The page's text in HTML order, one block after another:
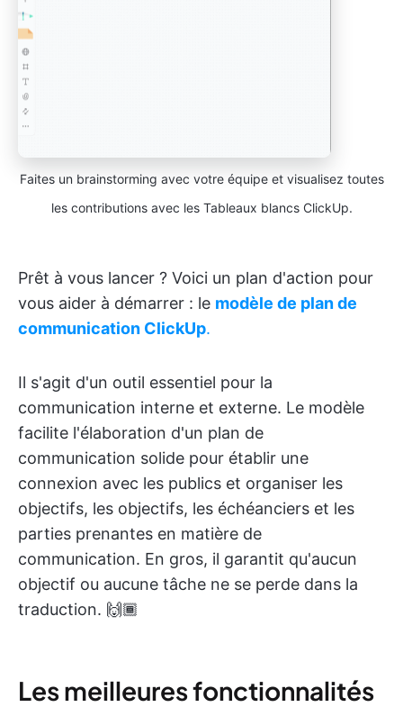
Faites un brainstorming avec votre équipe et visualisez toutes
les contributions avec les Tableaux blancs ClickUp.
Prêt à vous lancer ? Voici un plan d'action pour
vous aider à démarrer : le modèle de plan de
communication ClickUp.
Il s'agit d'un outil essentiel pour la
communication interne et externe. Le modèle
facilite l'élaboration d'un plan de
communication solide pour établir une
connexion avec les publics et organiser les
objectifs, les objectifs, les échéanciers et les
parties prenantes en matière de
communication. En gros, il garantit qu'aucun
objectif ou aucune tâche ne se perde dans la
traduction. 🙌🏾
Les meilleures fonctionnalités